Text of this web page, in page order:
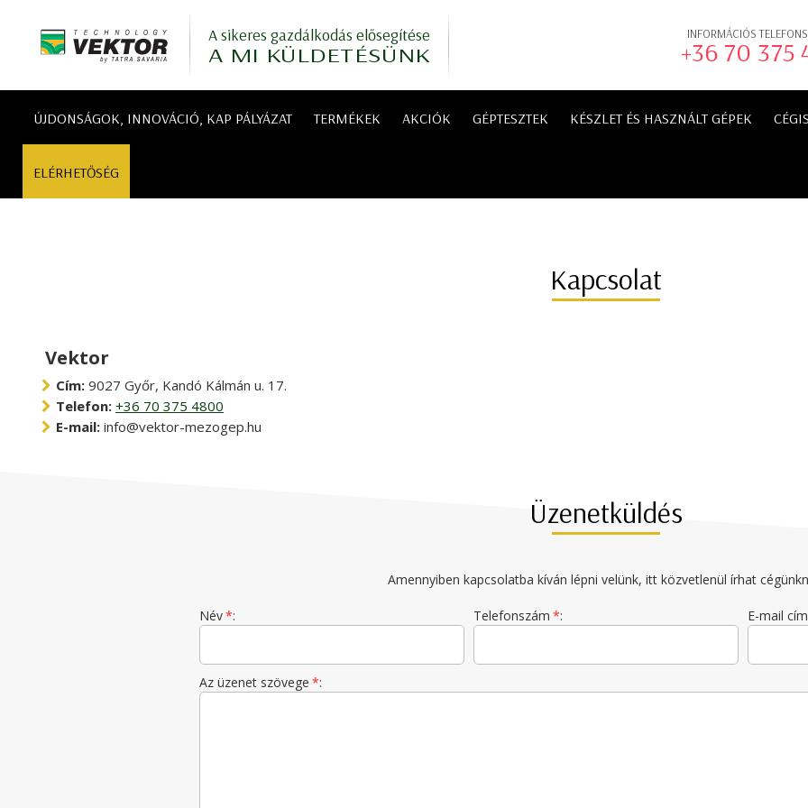
A sikeres gazdálkodás elősegítése
A MI KÜLDETÉSÜNK
INFORMÁCIÓS
+36 70 375
ÚJDONSÁGOK, INNOVÁCIÓ, KAP PÁLYÁZAT TERMÉKEK AKCIÓK GÉPTESZTEK KÉSZLET ÉS HASZNÁLT GÉPEK
ELÉRHETŐSÉG
Kapcsolat
Vektor
Cím: 9027 Győr, Kandó Kálmán u. 17.
Telefon: +36 70 375 4800
E-mail: info@vektor-mezogep.hu
Üzenetküldés
Amennyiben kapcsolatba kíván lépni velünk, itt közvetlenül írhat
Név*: Telefonszám *: E-mail cím
Az üzenet szövege *: